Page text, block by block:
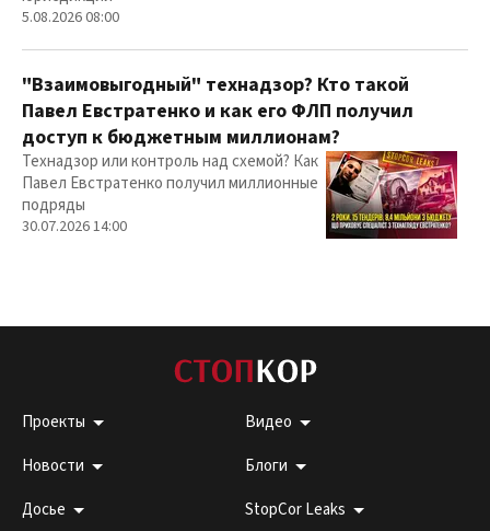
5.08.2026 08:00
"Взаимовыгодный" технадзор? Кто такой
Павел Евстратенко и как его ФЛП получил
доступ к бюджетным миллионам?
Технадзор или контроль над схемой? Как
Павел Евстратенко получил миллионные
подряды
30.07.2026 14:00
Проекты
Видео
Новости
Блоги
Досье
StopCor Leaks